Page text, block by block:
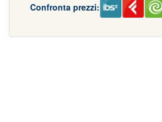
Confronta prezzi: